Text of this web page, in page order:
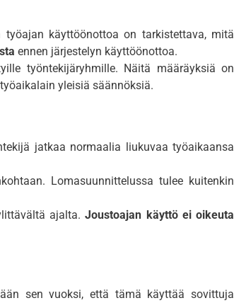
käyttöönottoa on tarkistettava, mitä
ennen järjestelyn käyttöönottoa.
työntekijäryhmille. Näitä määräyksiä on
yleisiä säännöksiä.
jatkaa normaalia liukuvaa työaikaansa
Lomasuunnittelussa tulee kuitenkin
ajalta.Joustoajan käyttö ei oikeuta
sen vuoksi, että tämä käyttää sovittuja